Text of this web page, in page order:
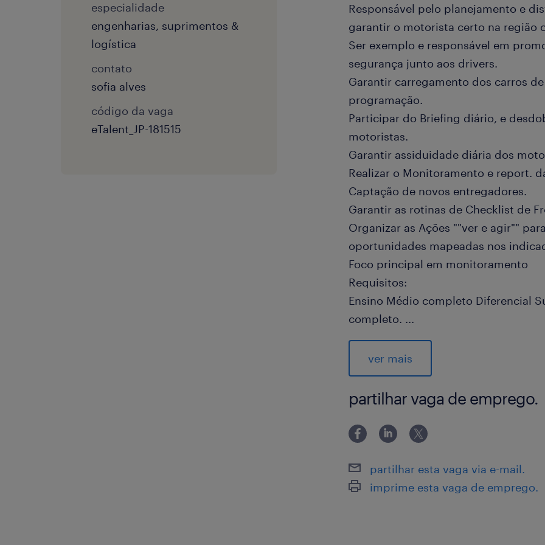
especialidade
engenharias, suprimentos &
logística
contato
sofia alves
código da vaga
eTalent_JP-181515
Responsável pelo planejamento e
garantir o motorista certo na região
Ser exemplo e responsável em
segurança junto aos drivers.
Garantir carregamento dos carros
programação.
Participar do Briefing diário, e
motoristas.
Garantir assiduidade diária dos
Realizar o Monitoramento e report.
Captação de novos entregadores.
Garantir as rotinas de Checklist de
Organizar as Ações ""ver e agir""
oportunidades mapeadas nos
Foco principal em monitoramento
Requisitos:
Ensino Médio completo Diferencial
completo. ...
Possuir experiência em
Contar com conhecimento em excel
avançado.
Informações da empresa: No
estoque de nossos vendedores e
nossos compradores, melhorando
plataforma. Em um mundo em
capacidade para entregar
ver mais
partilhar vaga de emprego.
partilhar esta vaga via e-mail.
imprime esta vaga de emprego.